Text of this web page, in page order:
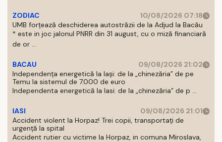
ZODIAC
10/08/2026 07:18
UMB forțează deschiderea autostrăzii de la Adjud la Bacău
* este in joc jalonul PNRR din 31 august, cu o miză financiară
de or ...
BACAU
09/08/2026 21:02
Independența energetică la Iași: de la „chinezăria” de pe
Temu la sistemul de 7.000 de euro
Independenta energetică la Iasi: de la „chinezăria” de p ...
IASI
09/08/2026 21:01
Accident violent la Horpaz! Trei copii, transportați de
urgență la spital
Accident rutier cu victime la Horpaz, in comuna Miroslava,